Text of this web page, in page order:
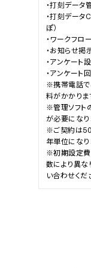
・打刻データ
・打刻データ
ぽ）
・ワークフロ
・お知らせ掲
・アンケート
・アンケート
※携帯電話で
料がかかりま
※管理ソフト
が必要になり
※ご契約は50
年単位になり
※初期設定費
数により異な
い合わせくだ